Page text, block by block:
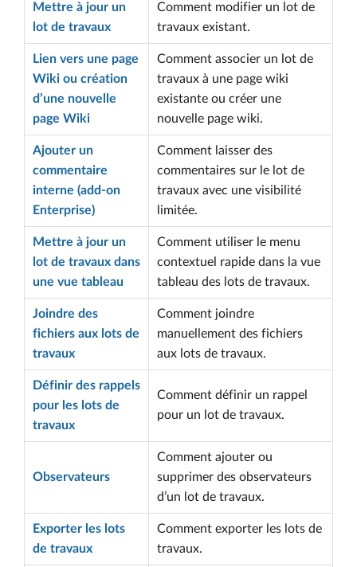
Mettre à jour un
lot de travaux
Comment modifier un lot de
travaux existant.
Lien vers une page
Wiki ou création
d’une nouvelle
page Wiki
Comment associer un lot de
travaux à une page wiki
existante ou créer une
nouvelle page wiki.
Ajouter un
commentaire
interne (add-on
Enterprise)
Comment laisser des
commentaires sur le lot de
travaux avec une visibilité
limitée.
Mettre à jour un
lot de travaux dans
une vue tableau
Comment utiliser le menu
contextuel rapide dans la vue
tableau des lots de travaux.
Joindre des
fichiers aux lots de
travaux
Comment joindre
manuellement des fichiers
aux lots de travaux.
Définir des rappels
pour les lots de
travaux
Comment définir un rappel
pour un lot de travaux.
Observateurs
Comment ajouter ou
supprimer des observateurs
d’un lot de travaux.
Exporter les lots
de travaux
Comment exporter les lots de
travaux.